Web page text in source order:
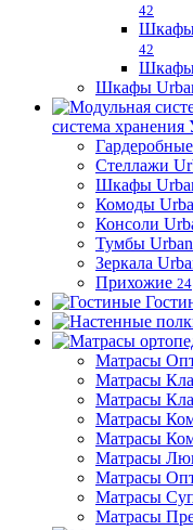
42
42
Шкафы
система хранения
Стеллажи
Шкафы
Комоды
Консоли
Тумбы
Зеркала
Прихожие 24
Матрасы
Матрасы
Матрасы
Матрасы
Матрасы
Матрасы
Матрасы
Матрасы
Матрасы